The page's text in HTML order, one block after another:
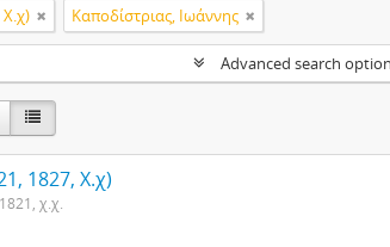
Χ.χ) Καποδίστριας, Ιωάννης
Advanced search
1827, Χ.χ)
χ.χ.